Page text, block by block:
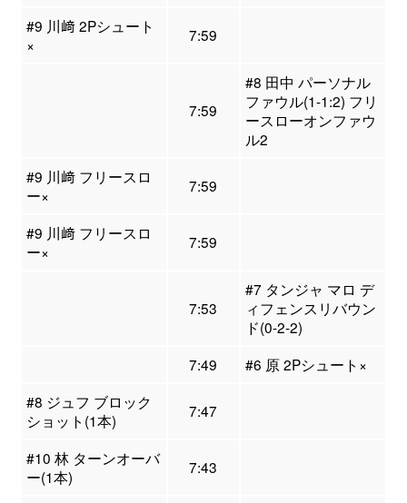
#9 川﨑 2Pシュート
×
7:59
7:59
#8 田中 パーソナル
ファウル(1-1:2) フリ
ースローオンファウ
ル2
#9 川﨑 フリースロ
ー×
7:59
#9 川﨑 フリースロ
ー×
7:59
7:53
#7 タンジャ マロ デ
ィフェンスリバウン
ド(0-2-2)
7:49
#6 原 2Pシュート×
#8 ジュフ ブロック
ショット(1本)
7:47
#10 林 ターンオーバ
ー(1本)
7:43